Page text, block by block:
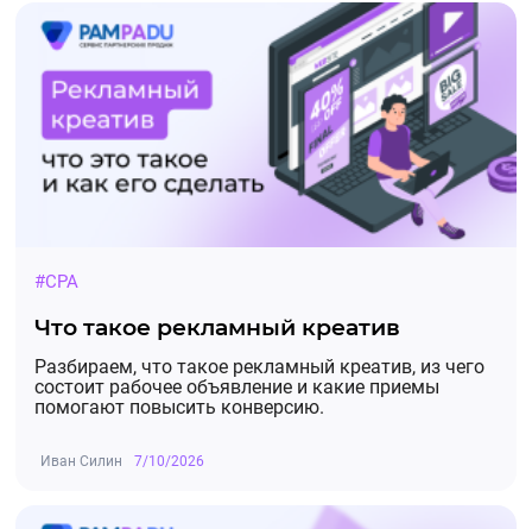
#CPA
Что такое рекламный креатив
Разбираем, что такое рекламный креатив, из чего
состоит рабочее объявление и какие приемы
помогают повысить конверсию.
Иван Силин 7/10/2026